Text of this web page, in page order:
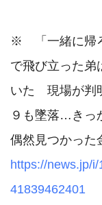
※　「一緒に帰
で飛び立った弟
いた　現場が判
９も墜落…きっ
https://news.jp/
41839462401